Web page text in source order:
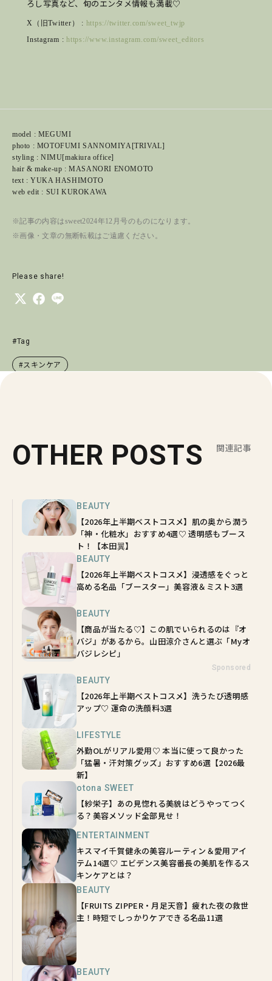
ろし写真など、旬のエンタメ情報も満載♡
X（旧Twitter） : https://twitter.com/sweet_twjp
Instagram : https://www.instagram.com/sweet_editors
model : MEGUMI
photo : MOTOFUMI SANNOMIYA[TRIVAL]
styling : NIMU[makiura office]
hair & make-up : MASANORI ENOMOTO
text : YUKA HASHIMOTO
web edit : SUI KUROKAWA
※記事の内容はsweet2024年12月号のものになります。
※画像・文章の無断転載はご遠慮ください。
Please share!
#Tag
#スキンケア
OTHER POSTS 関連記事
BEAUTY
【2026年上半期ベストコスメ】肌の奥から潤う
「神・化粧水」おすすめ4選♡ 透明感もブース
ト！【本田翼】
BEAUTY
【2026年上半期ベストコスメ】浸透感をぐっと
高める名品「ブースター」美容液＆ミスト3選
BEAUTY
【商品が当たる♡】この肌でいられるのは『オ
バジ』があるから。山田涼介さんと選ぶ「Myオ
バジレシピ」
Sponsored
BEAUTY
【2026年上半期ベストコスメ】洗うたび透明感
アップ♡ 運命の洗顔料3選
LIFESTYLE
外勤OLがリアル愛用♡ 本当に使って良かった
「猛暑・汗対策グッズ」おすすめ6選【2026最
新】
otona SWEET
【紗栄子】あの見惚れる美貌はどうやってつく
る？美容メソッド全部見せ！
ENTERTAINMENT
キスマイ千賀健永の美容ルーティン＆愛用アイ
テム14選♡ エビデンス美容番長の美肌を作るス
キンケアとは？
BEAUTY
【FRUITS ZIPPER・月足天音】疲れた夜の救世
主！時短でしっかりケアできる名品11選
BEAUTY